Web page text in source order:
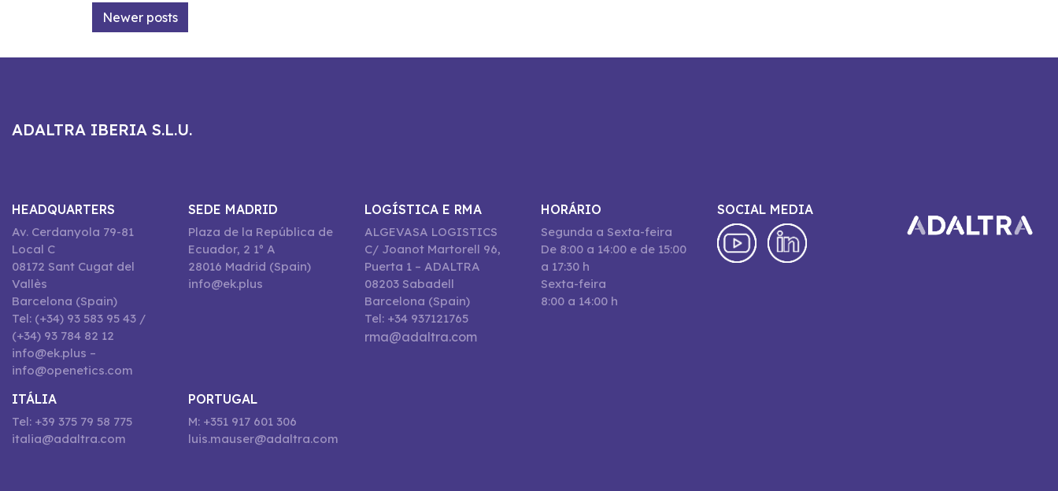
Posts navigation
Newer posts
ADALTRA IBERIA S.L.U.
HEADQUARTERS
Av. Cerdanyola 79-81
Local C
08172 Sant Cugat del
Vallès
Barcelona (Spain)
Tel: (+34) 93 583 95 43 /
(+34) 93 784 82 12
info@ek.plus –
info@openetics.com
SEDE MADRID
Plaza de la República de
Ecuador, 2 1º A
28016 Madrid (Spain)
info@ek.plus
LOGÍSTICA E RMA
ALGEVASA LOGISTICS
C/ Joanot Martorell 96,
Puerta 1 – ADALTRA
08203 Sabadell
Barcelona (Spain)
Tel: +34 937121765
rma@adaltra.com
HORÁRIO
Segunda a Sexta-feira
De 8:00 a 14:00 e de 15:00
a 17:30 h
Sexta-feira
8:00 a 14:00 h
SOCIAL MEDIA
ITÁLIA
Tel: +39 375 79 58 775
italia@adaltra.com
PORTUGAL
M: +351 917 601 306
luis.mauser@adaltra.com